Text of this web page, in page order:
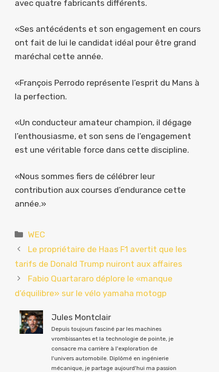
avec quatre fabricants différents.
«Ses antécédents et son engagement en cours
ont fait de lui le candidat idéal pour être grand
maréchal cette année.
«François Perrodo représente l’esprit du Mans à
la perfection.
«Un conducteur amateur champion, il dégage
l’enthousiasme, et son sens de l’engagement
est une véritable force dans cette discipline.
«Nous sommes fiers de célébrer leur
contribution aux courses d’endurance cette
année.»
Catégories
WEC
Le propriétaire de Haas F1 avertit que les
tarifs de Donald Trump nuiront aux affaires
Fabio Quartararo déplore le «manque
d’équilibre» sur le vélo yamaha motogp
Jules Montclair
Depuis toujours fasciné par les machines
vrombissantes et la technologie de pointe, je
consacre ma carrière à l'exploration de
l'univers automobile. Diplômé en ingénierie
mécanique, je partage aujourd'hui ma passion